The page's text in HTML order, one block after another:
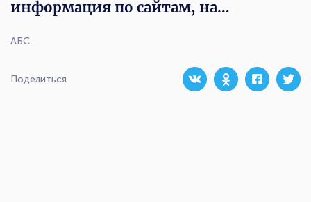
АБС
информация по сайтам, на…
Поделиться